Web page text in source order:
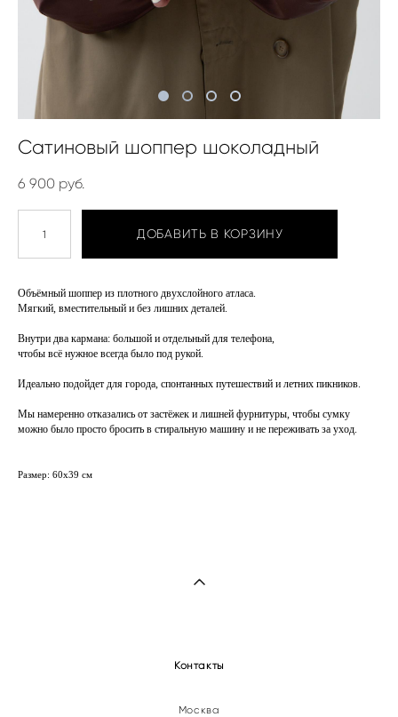
Сатиновый шоппер шоколадный
6 900 pуб.
ДОБАВИТЬ В КОРЗИНУ
Объёмный шоппер из плотного двухслойного атласа.
Мягкий, вместительный и без лишних деталей.
Внутри два кармана: большой и отдельный для телефона,
чтобы всё нужное всегда было под рукой.
Идеально подойдет для города, спонтанных путешествий и летних пикников.
Мы намеренно отказались от застёжек и лишней фурнитуры, чтобы сумку
можно было просто бросить в стиральную машину и не переживать за уход.
Размер: 60х39 см
Контакты
Москва